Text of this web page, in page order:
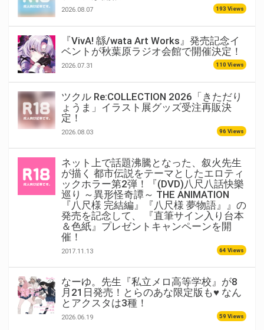
2026.08.07 193 Views
『VivA! 緜/wata Art Works』発売記念イ
ベントが秋葉原ラジオ会館で開催決定！
2026.07.31 110 Views
ツクル Re:COLLECTION 2026「きただり
ょうま」イラスト展グッズ受注再販決
定！
2026.08.03 96 Views
ネット上で話題沸騰となった、叙火先生
が描く 都市伝説をテーマとしたエロティ
ックホラー第2弾！『(DVD)八尺八話快樂
巡り ～異形怪奇譚～ THE ANIMATION
『八尺様 完結編』『八尺様 夢物語』』の
発売を記念して、 『直筆サイン入り台本
＆色紙』プレゼントキャンペーンを開
催！
2017.11.13 64 Views
なーゆ。先生『私立メロ高等学校』が8
月21日発売！とらのあな限定版も♥ なん
とアクスタは3種！
2026.06.19 59 Views